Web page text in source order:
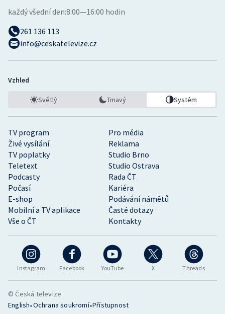
Instagram Facebook YouTube X Threads
TV program
Pro média
Živé vysílání
Reklama
TV poplatky
Studio Brno
Teletext
Studio Ostrava
Podcasty
Rada ČT
Počasí
Kariéra
E-shop
Podávání námětů
Mobilní a TV aplikace
Časté dotazy
Vše o ČT
Kontakty
každý všední den:8:00—16:00 hodin
261 136 113
info@ceskatelevize.cz
Vzhled
Světlý Tmavý Systém
© Česká televize
English•Ochrana soukromí•Přístupnost